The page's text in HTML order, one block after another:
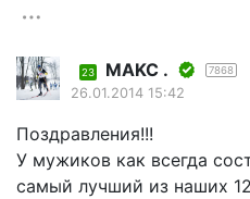
23 MAKC . 7868
26.01.2014 15:42
Поздравления!!!
У мужиков как всегда
самый лучший из наших